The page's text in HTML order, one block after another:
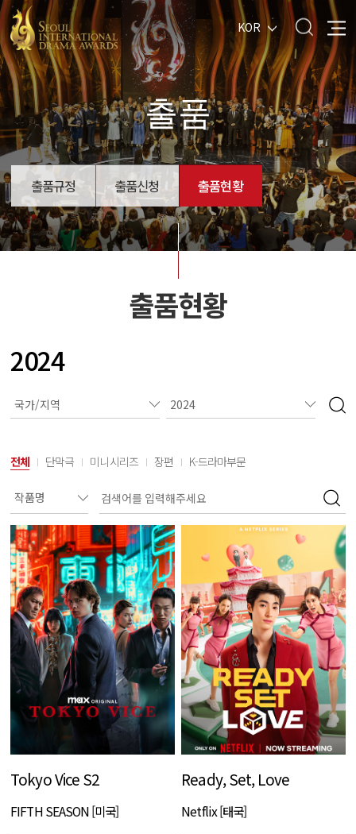
KOR
출품
출품규정 출품신청 출품현황
출품현황
2024
전체 단막극 미니시리즈 장편 K-드라마부문
Tokyo Vice S2
FIFTH SEASON [미국]
Ready, Set, Love
Netflix [태국]